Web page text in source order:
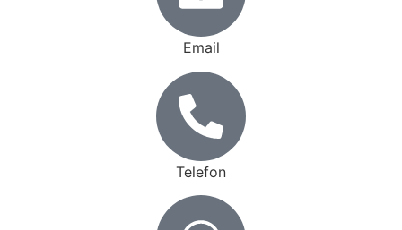
Lemsahl-Mellingstedt
Egal, ob Sie innerhalb eines dieser Stadtteile umziehen
oder von einem anderen Teil Hamburgs nach Wandsbek
kommen, wir kennen die örtlichen Gegebenheiten und
sorgen für einen reibungslosen Ablauf.
Email
Telefon